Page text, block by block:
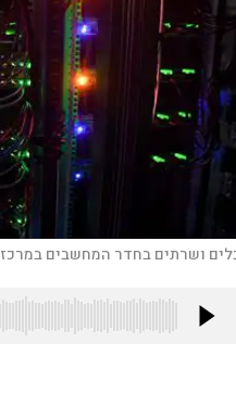
ושרתים בחדר המחשבים במרכז